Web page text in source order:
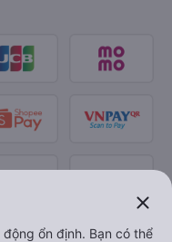
close
ổn định. Bạn có thể